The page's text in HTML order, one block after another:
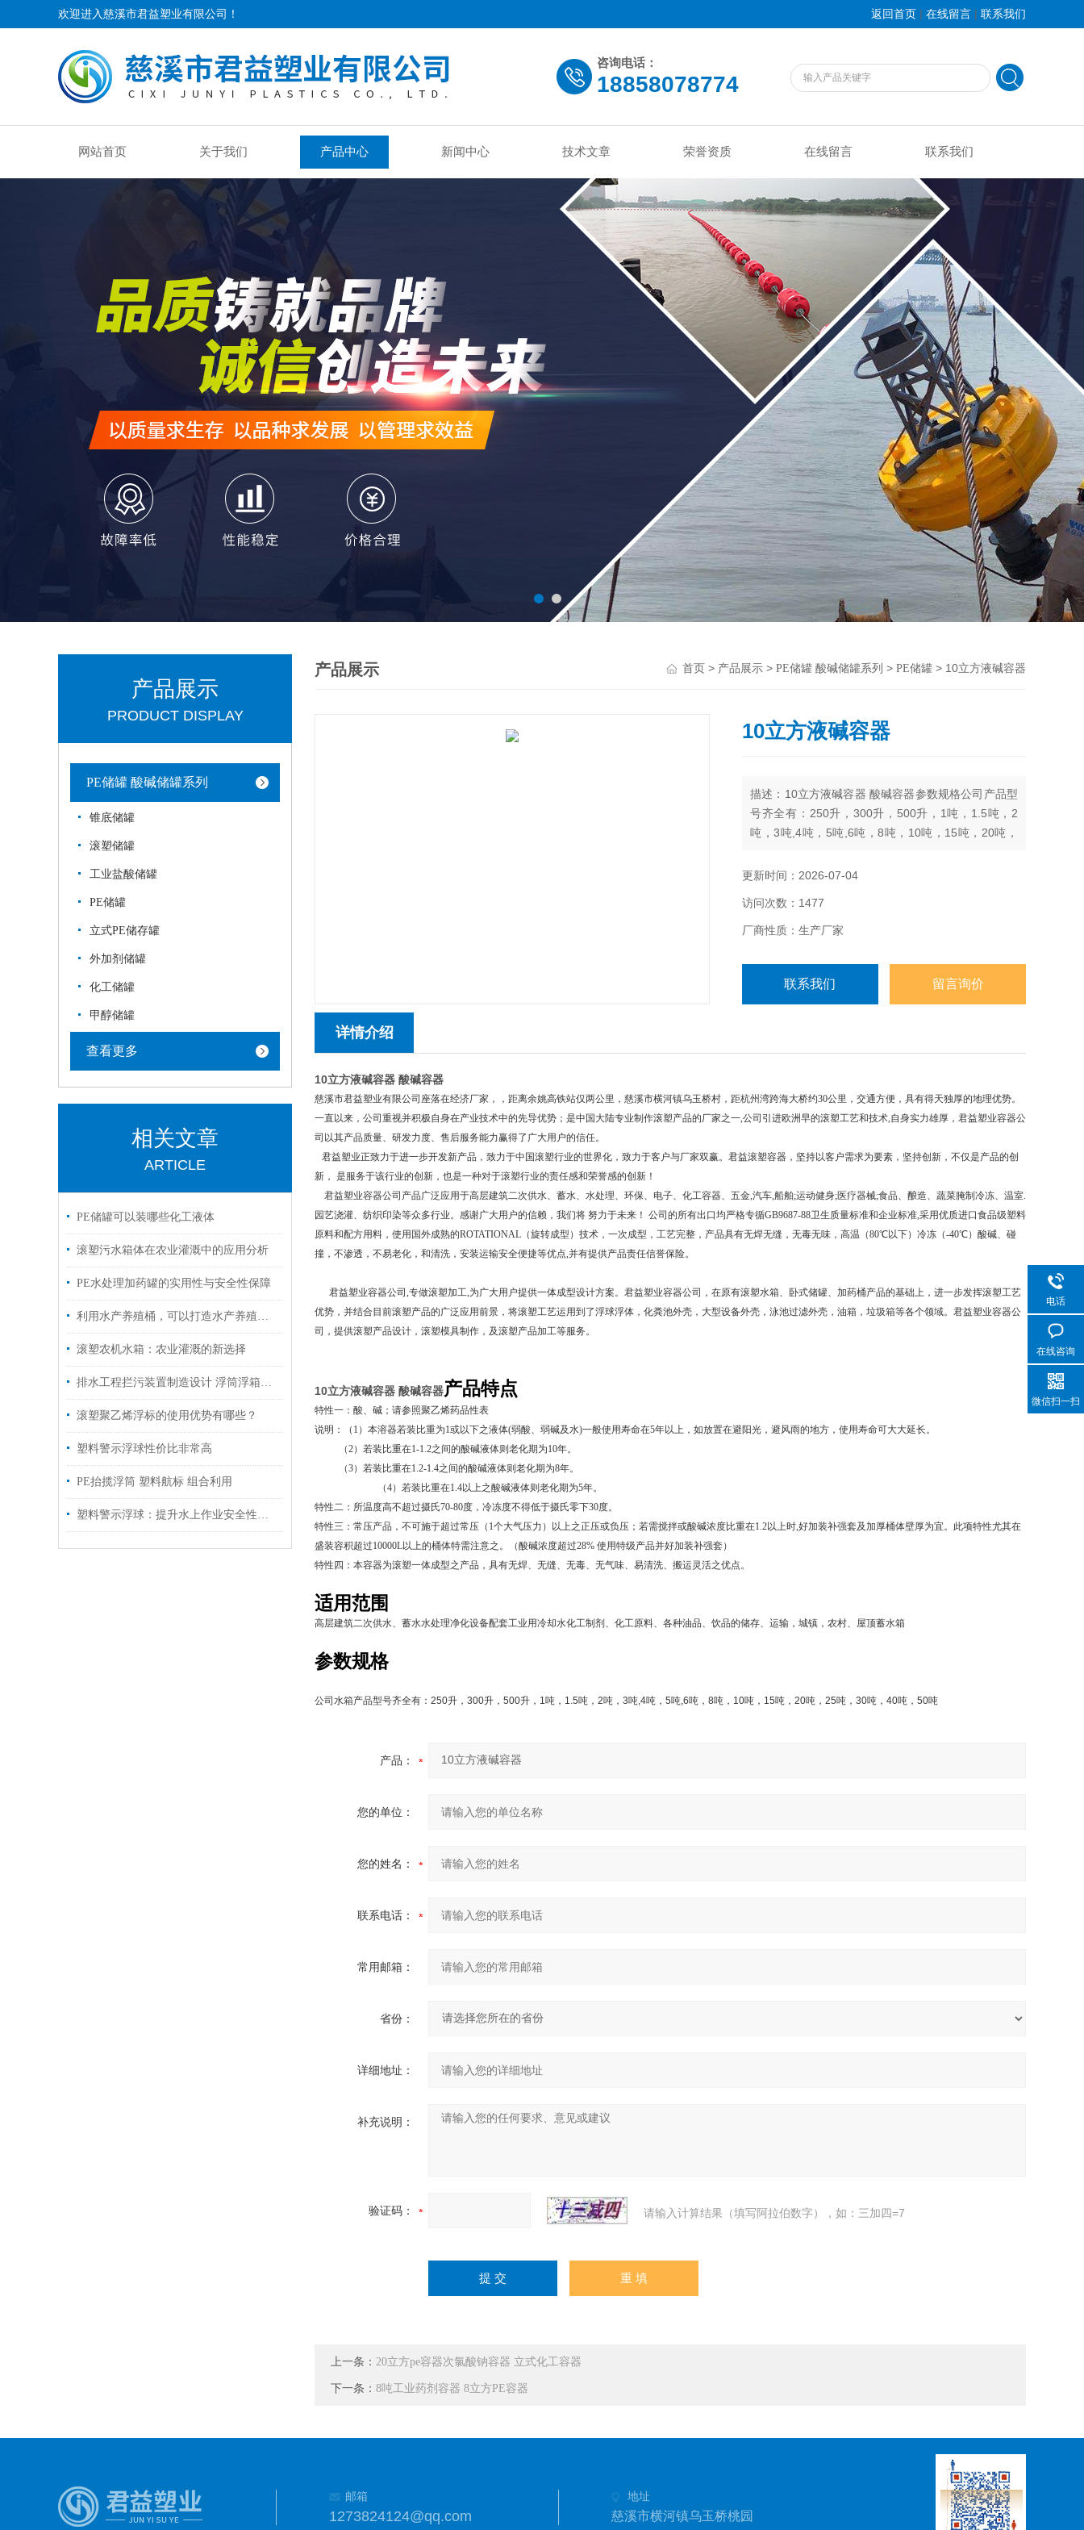
欢迎进入慈溪市君益塑业有限公司！ 返回首页 | 在线留言 | 联系我们
咨询电话：
18858078774
网站首页 关于我们 产品中心 新闻中心 技术文章 荣誉资质 在线留言 联系我们
产品展示
PRODUCT DISPLAY
PE储罐 酸碱储罐系列
锥底储罐
滚塑储罐
工业盐酸储罐
PE储罐
立式PE储存罐
外加剂储罐
化工储罐
甲醇储罐
查看更多
相关文章
ARTICLE
PE储罐可以装哪些化工液体
滚塑污水箱体在农业灌溉中的应用分析
PE水处理加药罐的实用性与安全性保障
利用水产养殖桶，可以打造水产养殖新模式
滚塑农机水箱：农业灌溉的新选择
排水工程拦污装置制造设计 浮筒浮箱浮筒浮漂浮箱
滚塑聚乙烯浮标的使用优势有哪些？
塑料警示浮球性价比非常高
PE抬揽浮筒 塑料航标 组合利用
塑料警示浮球：提升水上作业安全性的重要工具
产品展示 首页 > 产品展示 > PE储罐 酸碱储罐系列 > PE储罐 > 10立方液碱容器
10立方液碱容器
描述：10立方液碱容器 酸碱容器参数规格公司产品型
号齐全有：250升，300升，500升，1吨，1.5吨，2
吨，3吨,4吨，5吨,6吨，8吨，10吨，15吨，20吨，
更新时间：2026-07-04
访问次数：1477
厂商性质：生产厂家
联系我们 留言询价
详情介绍
10立方液碱容器 酸碱容器
慈溪市君益塑业有限公司座落在经济厂家，，距离余姚高铁站仅两公里，慈溪市横河镇乌玉桥村，距杭州湾跨海大桥约30公里，交通方便，具有得天独厚的地理优势。
一直以来，公司重视并积极自身在产业技术中的先导优势；是中国大陆专业制作滚塑产品的厂家之一,公司引进欧洲早的滚塑工艺和技术,自身实力雄厚，君益塑业容器公
司以其产品质量、研发力度、售后服务能力赢得了广大用户的信任。
君益塑业正致力于进一步开发新产品，致力于中国滚塑行业的世界化，致力于客户与厂家双赢。君益滚塑容器，坚持以客户需求为要素，坚持创新，不仅是产品的创
新， 是服务于该行业的创新，也是一种对于滚塑行业的责任感和荣誉感的创新！
君益塑业容器公司产品广泛应用于高层建筑二次供水、蓄水、水处理、环保、电子、化工容器、五金,汽车,船舶;运动健身;医疗器械;食品、酿造、蔬菜腌制冷冻、温室.
园艺浇灌、纺织印染等众多行业。感谢广大用户的信赖，我们将 努力于未来！ 公司的所有出口均严格专循GB9687-88卫生质量标准和企业标准,采用优质进口食品级塑料
原料和配方用料，使用国外成熟的ROTATIONAL（旋转成型）技术，一次成型，工艺完整，产品具有无焊无缝，无毒无味，高温（80℃以下）冷冻（-40℃）酸碱、碰
撞，不渗透，不易老化，和清洗，安装运输安全便捷等优点,并有提供产品责任信誉保险。
君益塑业容器公司,专做滚塑加工,为广大用户提供一体成型设计方案。君益塑业容器公司，在原有滚塑水箱、卧式储罐、加药桶产品的基础上，进一步发挥滚塑工艺
优势，并结合目前滚塑产品的广泛应用前景，将滚塑工艺运用到了浮球浮体，化粪池外壳，大型设备外壳，泳池过滤外壳，油箱，垃圾箱等各个领域。君益塑业容器公
司，提供滚塑产品设计，滚塑模具制作，及滚塑产品加工等服务。
10立方液碱容器 酸碱容器产品特点
特性一：酸、碱；请参照聚乙烯药品性表
说明：（1）本溶器若装比重为1或以下之液体(弱酸、弱碱及水)一般使用寿命在5年以上，如放置在避阳光，避风雨的地方，使用寿命可大大延长。
（2）若装比重在1-1.2之间的酸碱液体则老化期为10年。
（3）若装比重在1.2-1.4之间的酸碱液体则老化期为8年。
（4）若装比重在1.4以上之酸碱液体则老化期为5年。
特性二：所温度高不超过摄氏70-80度，冷冻度不得低于摄氏零下30度。
特性三：常压产品，不可施于超过常压（1个大气压力）以上之正压或负压；若需搅拌或酸碱浓度比重在1.2以上时,好加装补强套及加厚桶体壁厚为宜。此项特性尤其在
盛装容积超过10000L以上的桶体特需注意之。（酸碱浓度超过28% 使用特级产品并好加装补强套）
特性四：本容器为滚塑一体成型之产品，具有无焊、无缝、无毒、无气味、易清洗、搬运灵活之优点。
适用范围
高层建筑二次供水、蓄水水处理净化设备配套工业用冷却水化工制剂、化工原料、各种油品、饮品的储存、运输，城镇，农村、屋顶蓄水箱
参数规格
公司水箱产品型号齐全有： 250升， 300升， 500升， 1吨， 1.5吨， 2吨， 3吨,4吨， 5吨,6吨， 8吨， 10吨， 15吨， 20吨， 25吨， 30吨， 40吨， 50吨
产品：
您的单位：
您的姓名：
联系电话：
常用邮箱：
省份：
详细地址：
补充说明：
验证码： 请输入计算结果（填写阿拉伯数字），如：三加四=7
上一条： 20立方pe容器次氯酸钠容器 立式化工容器
下一条： 8吨工业药剂容器 8立方PE容器
邮箱
1273824124@qq.com
地址
慈溪市横河镇乌玉桥桃园
电话
在线咨询
微信扫一扫